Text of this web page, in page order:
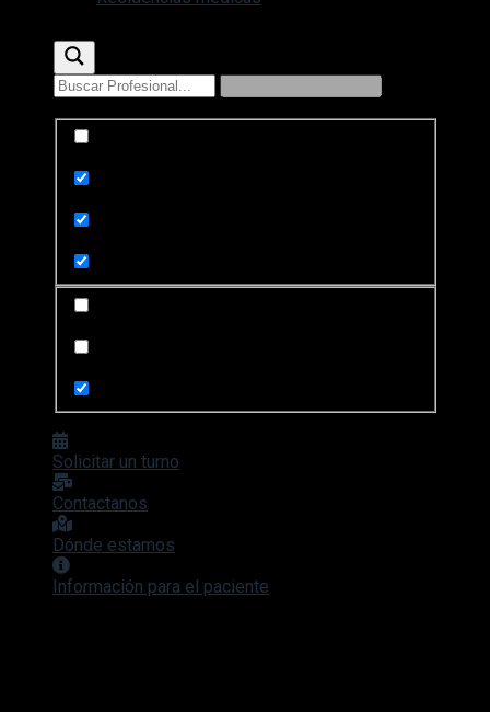
Solicitar un turno
Contactanos
Dónde estamos
Información para el paciente